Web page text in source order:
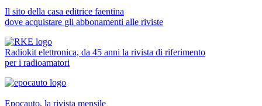
Il sito della casa editrice faentina
dove acquistare gli abbonamenti alle riviste
Radiokit elettronica, da 45 anni la rivista di riferimento
per i radioamatori
Epocauto, la rivista mensile